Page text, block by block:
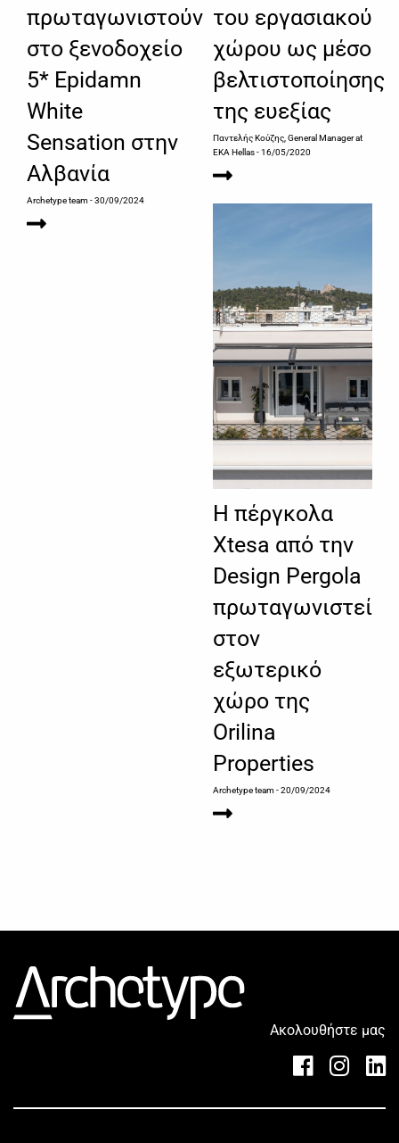
πρωταγωνιστούν
στο ξενοδοχείο
5* Epidamn
White
Sensation στην
Αλβανία
Archetype team- 30/09/2024
του εργασιακού
χώρου ως μέσo
βελτιστοποίησης
της ευεξίας
Παντελής Κούζης, General Manager at
EKA Hellas- 16/05/2020
Η πέργκολα
Xtesa από την
Design Pergola
πρωταγωνιστεί
στον
εξωτερικό
χώρο της
Orilina
Properties
Archetype team- 20/09/2024
Ακολουθήστε μας